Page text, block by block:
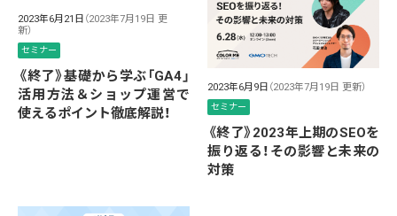
2023年6月21日 （2023年7月19日 更
新）
セミナー
《終了》基礎から学ぶ「GA4」
活用方法＆ショップ運営で
使えるポイント徹底解説！
2023年6月9日 （2023年7月19日 更新）
セミナー
《終了》2023年上期のSEOを
振り返る！その影響と未来の
対策